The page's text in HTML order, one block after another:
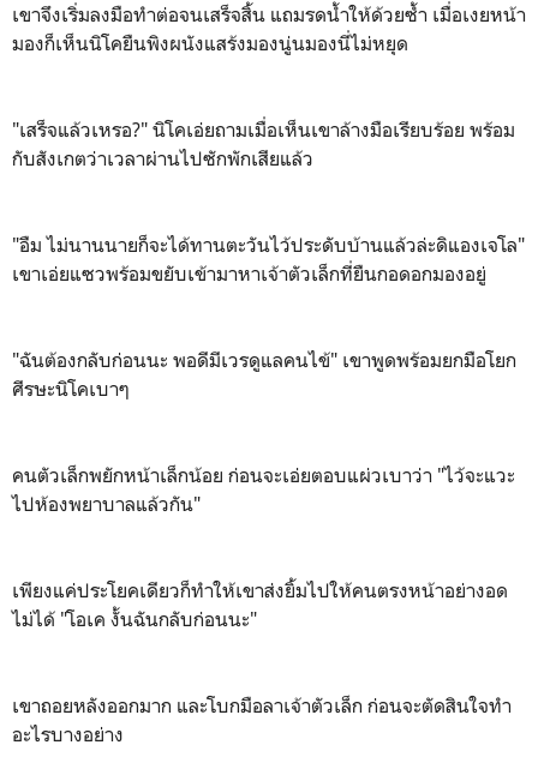
เขาจึงเริ่มลงมือทำต่อจนเสร็จสิ้น แถมรดน้ำให้ด้วยซ้ำ เมื่อเงยหน้า
มองก็เห็นนิโคยืนพิงผนังแสร้งมองนู่นมองนี่ไม่หยุด
"เสร็จแล้วเหรอ?" นิโคเอ่ยถามเมื่อเห็นเขาล้างมือเรียบร้อย พร้อม
กับสังเกตว่าเวลาผ่านไปซักพักเสียแล้ว
"อืม ไม่นานนายก็จะได้ทานตะวันไว้ประดับบ้านแล้วล่ะดิแองเจโล"
เขาเอ่ยแซวพร้อมขยับเข้ามาหาเจ้าตัวเล็กที่ยืนกอดอกมองอยู่
"ฉันต้องกลับก่อนนะ พอดีมีเวรดูแลคนไข้" เขาพูดพร้อมยกมือโยก
ศีรษะนิโคเบาๆ
คนตัวเล็กพยักหน้าเล็กน้อย ก่อนจะเอ่ยตอบแผ่วเบาว่า "ไว้จะแวะ
ไปห้องพยาบาลแล้วกัน"
เพียงแค่ประโยคเดียวก็ทำให้เขาส่งยิ้มไปให้คนตรงหน้าอย่างอด
ไม่ได้ "โอเค งั้นฉันกลับก่อนนะ"
เขาถอยหลังออกมาก และโบกมือลาเจ้าตัวเล็ก ก่อนจะตัดสินใจทำ
อะไรบางอย่าง